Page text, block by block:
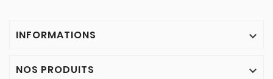
INFORMATIONS 
NOS PRODUITS 